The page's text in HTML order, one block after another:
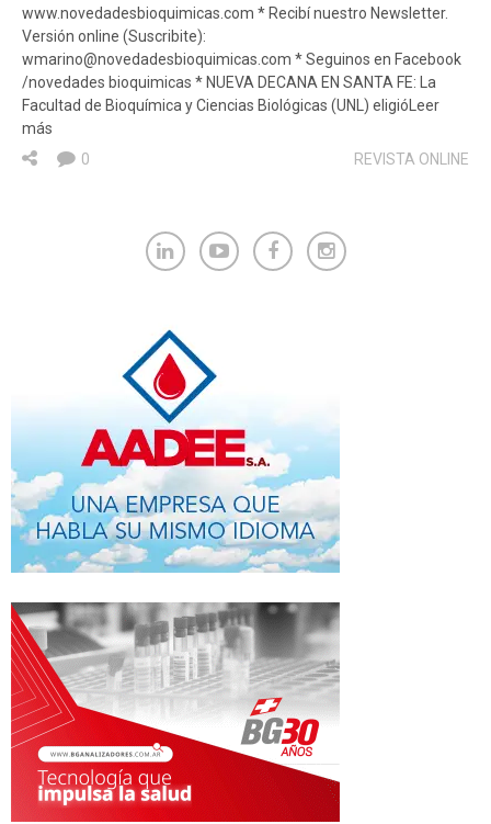
www.novedadesbioquimicas.com * Recibí nuestro Newsletter.
Versión online (Suscribite):
wmarino@novedadesbioquimicas.com * Seguinos en Facebook
/novedades bioquimicas * NUEVA DECANA EN SANTA FE: La
Facultad de Bioquímica y Ciencias Biológicas (UNL) eligióLeer
más
REVISTA ONLINE
0